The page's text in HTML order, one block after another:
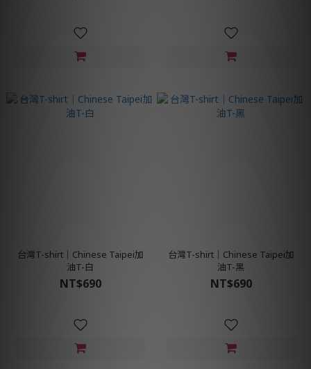
台灣T-shirt│Chinese Taipei加
油T-白
NT$690
台灣T-shirt│Chinese Taipei加
油T-黑
NT$690